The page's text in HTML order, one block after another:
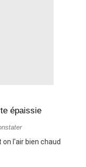
épaissie
l'air bien chaud